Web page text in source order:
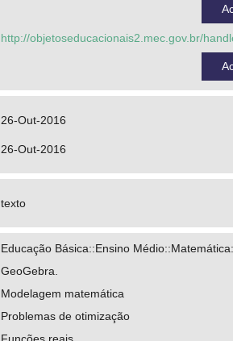
Pereira, Rodrigo Viana
Pereira, Thiago Gomes
Rezende, Wanderley Moura
http://objetoseducacionais2.mec.gov.br/
26-Out-2016
26-Out-2016
texto
Educação Básica::Ensino
GeoGebra.
Modelagem matemática
Problemas de otimização